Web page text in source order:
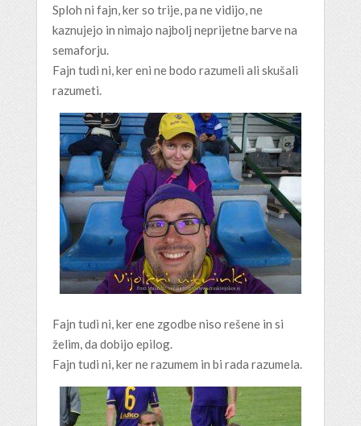
Sploh ni fajn, ker so trije, pa ne vidijo, ne
kaznujejo in nimajo najbolj neprijetne barve na
semaforju.
Fajn tudi ni, ker eni ne bodo razumeli ali skušali
razumeti.
Fajn tudi ni, ker ene zgodbe niso rešene in si
želim, da dobijo epilog.
Fajn tudi ni, ker ne razumem in bi rada razumela.